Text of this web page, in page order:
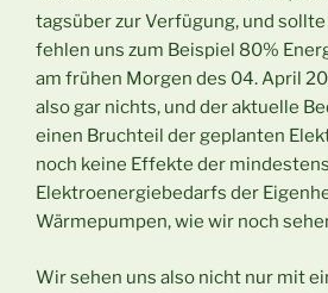
tagsüber zur Verfügung, und
fehlen uns zum Beispiel 80%
am frühen Morgen des 04. April
also gar nichts, und der aktuelle
einen Bruchteil der geplanten
noch keine Effekte der
Elektroenergiebedarfs der
Wärmepumpen, wie wir noch
Wir sehen uns also nicht nur mit